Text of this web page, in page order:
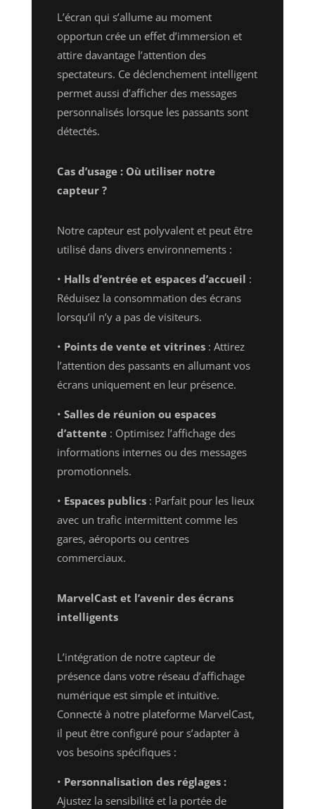
L’écran qui s’allume au moment
opportun crée un effet d’immersion et
attire davantage l’attention des
spectateurs. Ce déclenchement intelligent
permet aussi d’afficher des messages
personnalisés lorsque les passants sont
détectés.
Cas d’usage : Où utiliser notre
capteur ?
Notre capteur est polyvalent et peut être
utilisé dans divers environnements :
• Halls d’entrée et espaces d’accueil :
Réduisez la consommation des écrans
lorsqu’il n’y a pas de visiteurs.
• Points de vente et vitrines: Attirez
l’attention des passants en allumant vos
écrans uniquement en leur présence.
• Salles de réunion ou espaces
d’attente: Optimisez l’affichage des
informations internes ou des messages
promotionnels.
• Espaces publics: Parfait pour les lieux
avec un trafic intermittent comme les
gares, aéroports ou centres
commerciaux.
MarvelCast et l’avenir des écrans
intelligents
L’intégration de notre capteur de
présence dans votre réseau d’affichage
numérique est simple et intuitive.
Connecté à notre plateforme MarvelCast,
il peut être configuré pour s’adapter à
vos besoins spécifiques :
• Personnalisation des réglages :
Ajustez la sensibilité et la portée de